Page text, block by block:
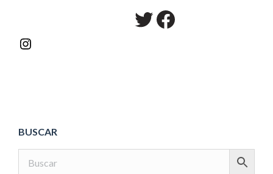
Twitter
Facebook
Instagram
BUSCAR